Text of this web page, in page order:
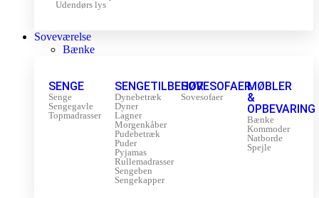
Udendørs lys
Soveværelse
Bænke
SENGE
Senge
Sengegavle
Topmadrasser
SENGETILBEHØR
Dynebetræk
Dyner
Lagner
Morgenkåber
Pudebetræk
Puder
Pyjamas
Rullemadrasser
Sengeben
Sengekapper
SOVESOFAER
Sovesofaer
MØBLER
&
OPBEVARING
Bænke
Kommoder
Natborde
Spejle